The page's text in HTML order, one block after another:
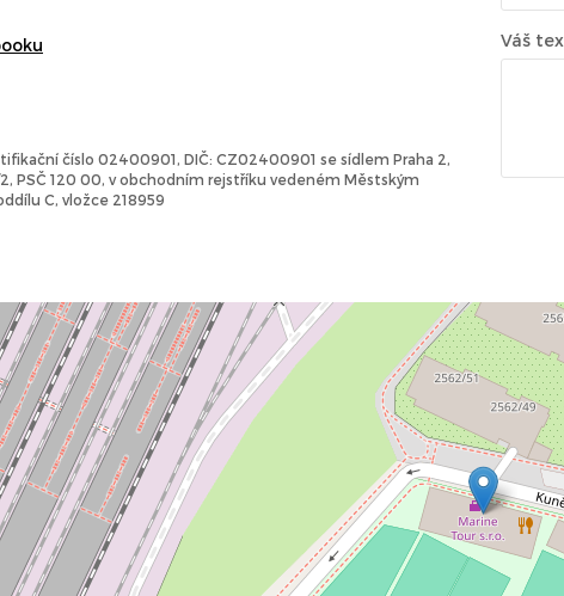
číslo 02400901, DIČ: CZ02400901 se sídlem Praha 2,
PSČ 120 00, v obchodním rejstříku vedeném Městským
C, vložce 218959
Váš